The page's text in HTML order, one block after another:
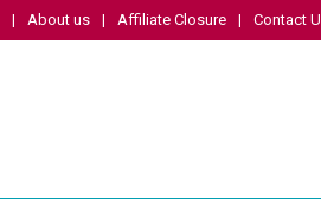
About us Affiliate Closure Contact